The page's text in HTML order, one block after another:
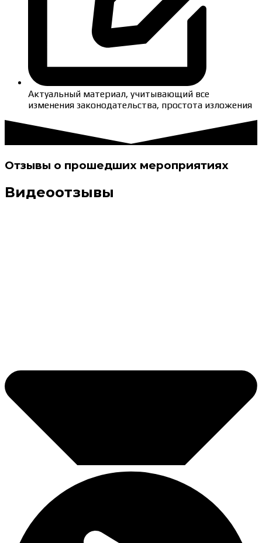
Актуальный материал, учитывающий все
изменения законодательства, простота изложения
Отзывы о прошедших мероприятиях
Видеоотзывы